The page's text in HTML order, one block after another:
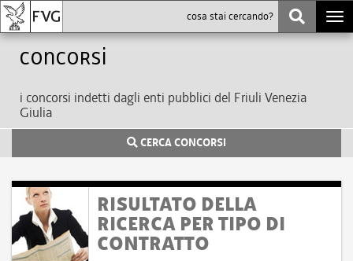
Concorsi
i concorsi indetti dagli enti pubblici del Friuli Venezia
Giulia
CERCA CONCORSI
RISULTATO DELLA
RICERCA PER TIPO DI
CONTRATTO